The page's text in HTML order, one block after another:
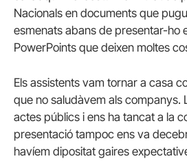
Nacionals en documents que
esmenats abans de presentar-ho
PowerPoints que deixen moltes
Els assistents vam tornar a casa
que no saludàvem als companys.
actes públics i ens ha tancat a la
presentació tampoc ens va
havíem dipositat gaires